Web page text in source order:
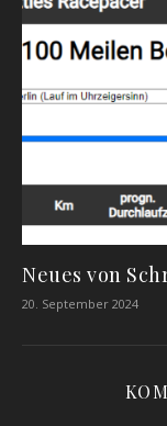
Neues von
20. September 2024